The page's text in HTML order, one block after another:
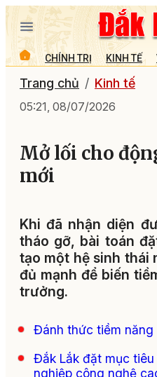
CHÍNH TRỊ KINH TẾ
Trang chủ Kinh tế
05:21, 08/07/2026
Mở lối cho
mới
Khi đã nhận diện
tháo gỡ, bài toán
tạo một hệ sinh thái
đủ mạnh để biến
trưởng.
Đánh thức tiềm năng
Đắk Lắk đặt mục
nghiệp công nghệ